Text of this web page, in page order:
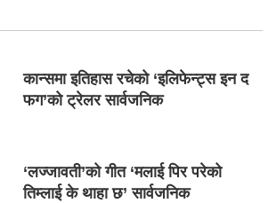
कान्समा इतिहास रचेको ‘इलिफेन्ट्स इन द
फग’को ट्रेलर सार्वजनिक
‘लज्जावती’को गीत ‘मलाई पिर परेको
तिम्लाई के थाहा छ’ सार्वजनिक